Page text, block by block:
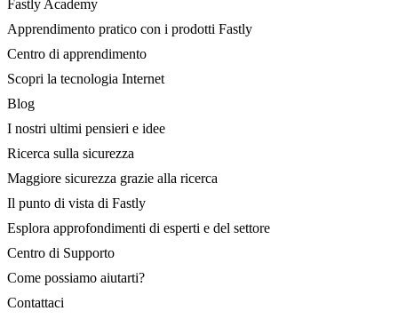
Fastly Academy
Apprendimento pratico con i prodotti Fastly
Centro di apprendimento
Scopri la tecnologia Internet
Blog
I nostri ultimi pensieri e idee
Ricerca sulla sicurezza
Maggiore sicurezza grazie alla ricerca
Il punto di vista di Fastly
Esplora approfondimenti di esperti e del settore
Centro di Supporto
Come possiamo aiutarti?
Contattaci